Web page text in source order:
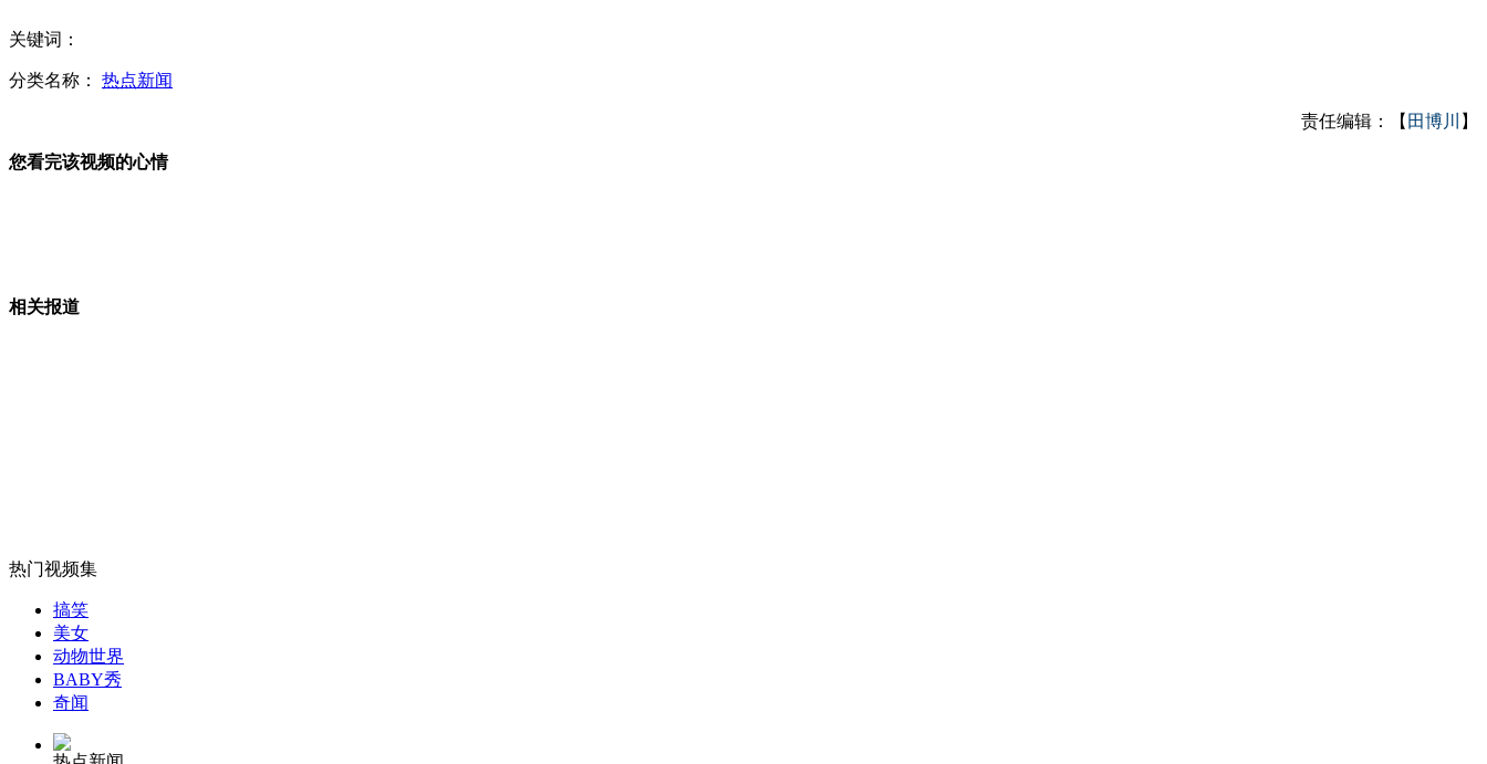
日学者登争议岛屿 称“独岛属韩国”
李克强与巴基斯坦总统共同会见记者
山西运城恶犬咬伤多人 警民合力深夜将其击毙
关键词：
分类名称： 热点新闻
责任编辑：【 田博川 】
您看完该视频的心情
相关报道
热门视频集
搞笑
美女
动物世界
BABY秀
奇闻